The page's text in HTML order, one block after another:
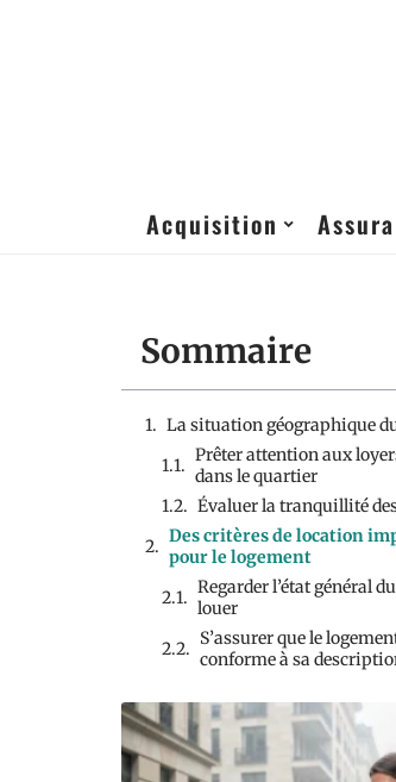
Acquisition
Sommaire
La situation géographique
Prêter attention aux
dans le quartier
Évaluer la tranquillité
Des critères de location
pour le logement
Regarder l’état général
louer
S’assurer que le
conforme à sa